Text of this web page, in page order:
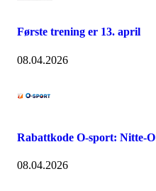
Første trening er 13. april
08.04.2026
Rabattkode O-sport: Nitte-O
08.04.2026